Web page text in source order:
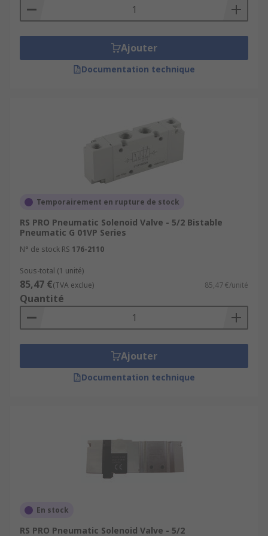
Ajouter
Documentation technique
Temporairement en rupture de stock
RS PRO Pneumatic Solenoid Valve - 5/2 Bistable
Pneumatic G 01VP Series
N° de stock RS 176-2110
Sous-total (1 unité)
85,47 €(TVA exclue) 85,47 €/unité
Quantité
Ajouter
Documentation technique
En stock
RS PRO Pneumatic Solenoid Valve - 5/2